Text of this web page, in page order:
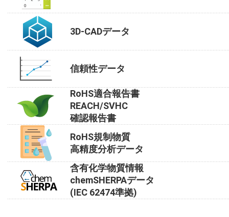
3D-CADデータ
信頼性データ
RoHS適合報告書
REACH/SVHC
確認報告書
RoHS規制物質
高精度分析データ
含有化学物質情報
chemSHERPAデータ
(IEC 62474準拠)